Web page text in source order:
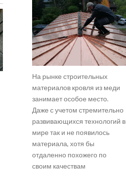
На рынке строительных
материалов кровля из меди
занимает особое место.
Даже с учетом стремительно
развивающихся технологий в
мире так и не появилось
материала, хотя бы
отдаленно похожего по
своим качествам